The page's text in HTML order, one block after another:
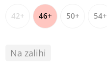
42+ 46+ 50+ 54+
Na zalihi